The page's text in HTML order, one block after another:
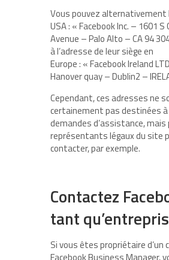
Vous pouvez alternativement
USA : « Facebook Inc. – 1601
Avenue – Palo Alto – CA 94
à l’adresse de leur siège en
Europe : « Facebook Ireland
Hanover quay – Dublin2 –
Cependant, ces adresses ne
certainement pas destinées
demandes d’assistance,
représentants légaux du site
contacter, par exemple.
Contactez
tant
Si vous êtes propriétaire d’un